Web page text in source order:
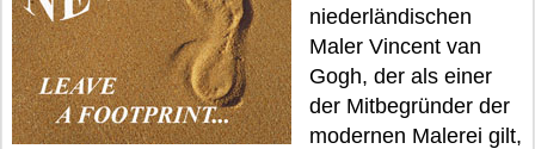
niederländischen
Maler Vincent van
Gogh, der als einer
der Mitbegründer der
modernen Malerei gilt,